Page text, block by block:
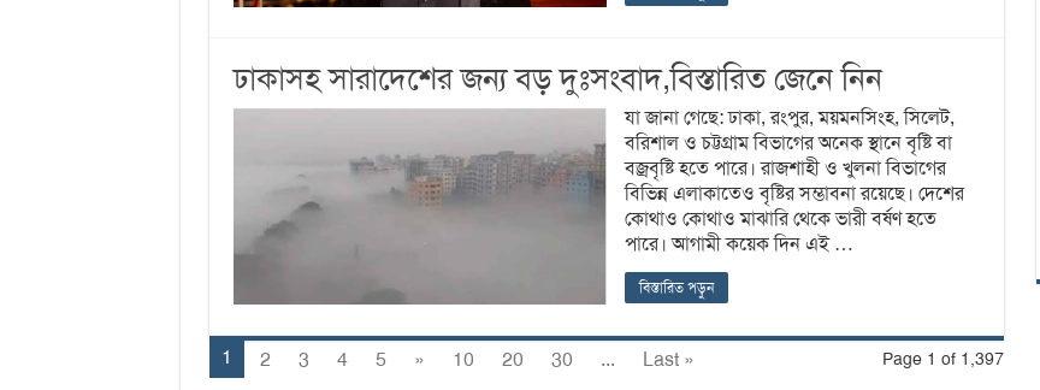
ঢাকাসহ সারাদেশের জন্য বড় দুঃসংবাদ,বিস্তারিত জেনে নিন
যা জানা গেছে: ঢাকা, রংপুর, ময়মনসিংহ, সিলেট,
বরিশাল ও চট্টগ্রাম বিভাগের অনেক স্থানে বৃষ্টি বা
বজ্রবৃষ্টি হতে পারে। রাজশাহী ও খুলনা বিভাগের
বিভিন্ন এলাকাতেও বৃষ্টির সম্ভাবনা রয়েছে। দেশের
কোথাও কোথাও মাঝারি থেকে ভারী বর্ষণ হতে
পারে। আগামী কয়েক দিন এই …
বিস্তারিত পড়ুন
Page 1 of 1,397
1 2 3 4 5 » 10 20 30 ... Last »